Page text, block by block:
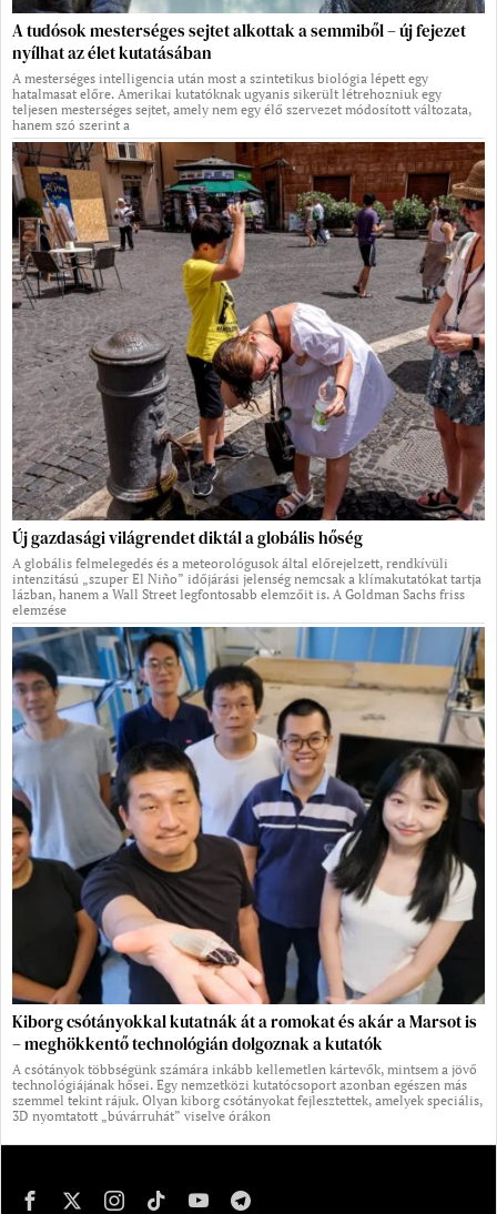
A tudósok mesterséges sejtet alkottak a semmiből – új fejezet
nyílhat az élet kutatásában
A mesterséges intelligencia után most a szintetikus biológia lépett egy
hatalmasat előre. Amerikai kutatóknak ugyanis sikerült létrehozniuk egy
teljesen mesterséges sejtet, amely nem egy élő szervezet módosított változata,
hanem szó szerint a
Új gazdasági világrendet diktál a globális hőség
A globális felmelegedés és a meteorológusok által előrejelzett, rendkívüli
intenzitású „szuper El Niño” időjárási jelenség nemcsak a klímakutatókat tartja
lázban, hanem a Wall Street legfontosabb elemzőit is. A Goldman Sachs friss
elemzése
Kiborg csótányokkal kutatnák át a romokat és akár a Marsot is
– meghökkentő technológián dolgoznak a kutatók
A csótányok többségünk számára inkább kellemetlen kártevők, mintsem a jövő
technológiájának hősei. Egy nemzetközi kutatócsoport azonban egészen más
szemmel tekint rájuk. Olyan kiborg csótányokat fejlesztettek, amelyek speciális,
3D nyomtatott „búvárruhát” viselve órákon